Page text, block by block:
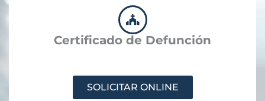
Certificado de Defunción
SOLICITAR ONLINE